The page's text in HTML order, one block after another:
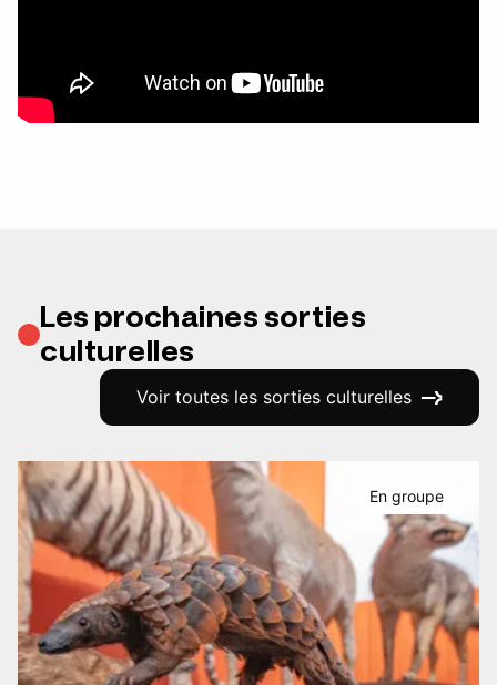
Les prochaines sorties
culturelles
Voir toutes les sorties culturelles
En groupe